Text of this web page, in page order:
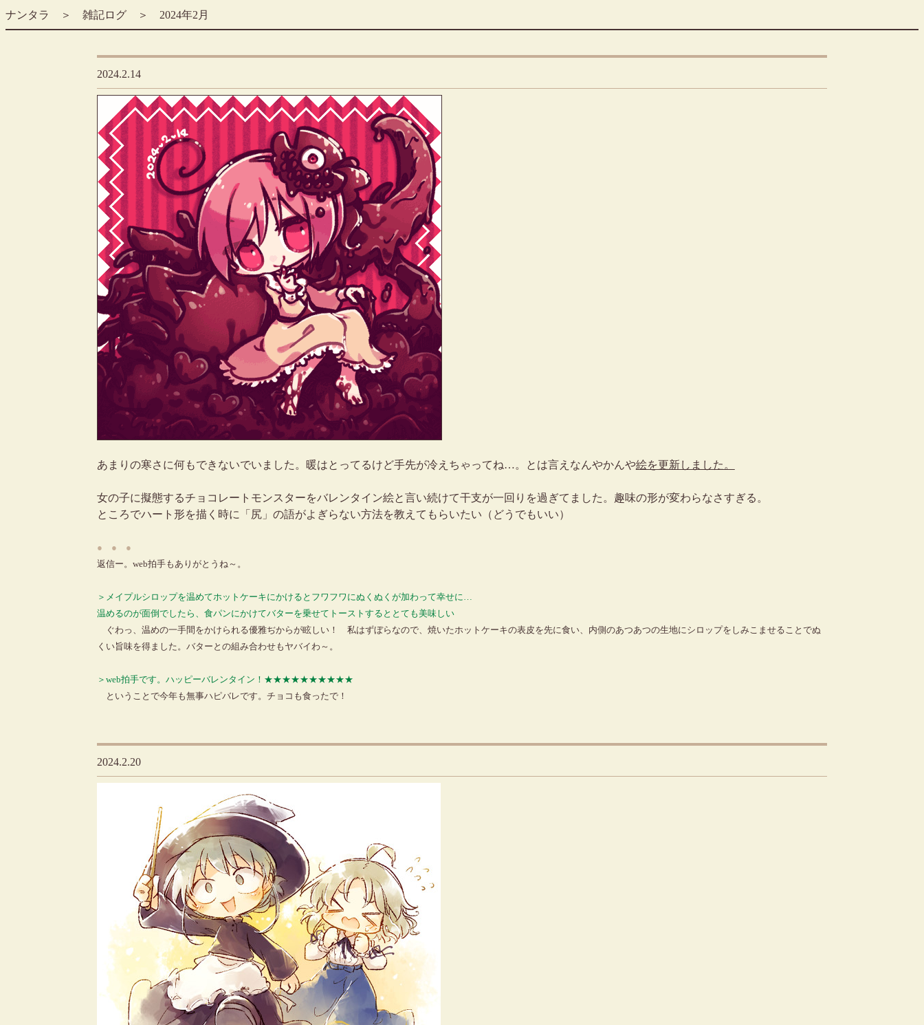
ナンタラ ＞ 雑記ログ ＞ 2024年2月
2024.2.14
あまりの寒さに何もできないでいました。暖はとってるけど手先が冷えちゃってね…。とは言えなんやかんや絵を更新しました。
女の子に擬態するチョコレートモンスターをバレンタイン絵と言い続けて干支が一回りを過ぎてました。趣味の形が変わらなさすぎる。
ところでハート形を描く時に「尻」の語がよぎらない方法を教えてもらいたい（どうでもいい）
● ● ●
返信ー。web拍手もありがとうね～。
＞メイプルシロップを温めてホットケーキにかけるとフワフワにぬくぬくが加わって幸せに…
温めるのが面倒でしたら、食パンにかけてバターを乗せてトーストするととても美味しい
ぐわっ、温めの一手間をかけられる優雅ぢからが眩しい！ 私はずぼらなので、焼いたホットケーキの表皮を先に食い、内側のあつあつの生地にシロップをしみこませることでぬ
くい旨味を得ました。バターとの組み合わせもヤバイわ～。
＞web拍手です。ハッピーバレンタイン！★★★★★★★★★★
ということで今年も無事ハピバレです。チョコも食ったで！
2024.2.20